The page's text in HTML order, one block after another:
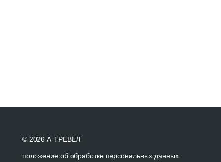
© 2026 А-ТРЕВЕЛ
положение об обработке персональных данных